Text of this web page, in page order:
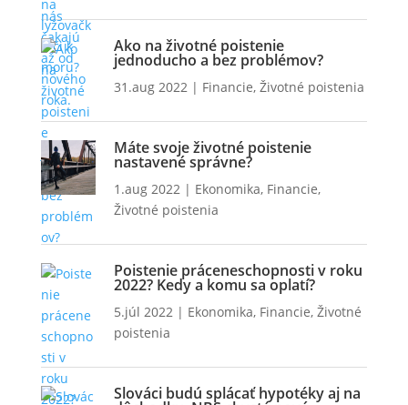
Ako na životné poistenie
jednoducho a bez problémov?
31.aug 2022| Financie, Životné poistenia
Máte svoje životné poistenie
nastavené správne?
1.aug 2022| Ekonomika, Financie,
Životné poistenia
Poistenie práceneschopnosti v roku
2022? Kedy a komu sa oplatí?
5.júl 2022| Ekonomika, Financie, Životné
poistenia
Slováci budú splácať hypotéky aj na